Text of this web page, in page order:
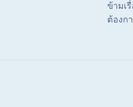
ข้ามเ
ต้องก